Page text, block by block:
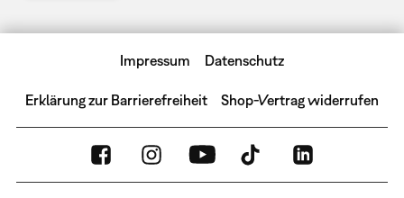
Impressum Datenschutz
Erklärung zur Barrierefreiheit Shop-Vertrag widerrufen